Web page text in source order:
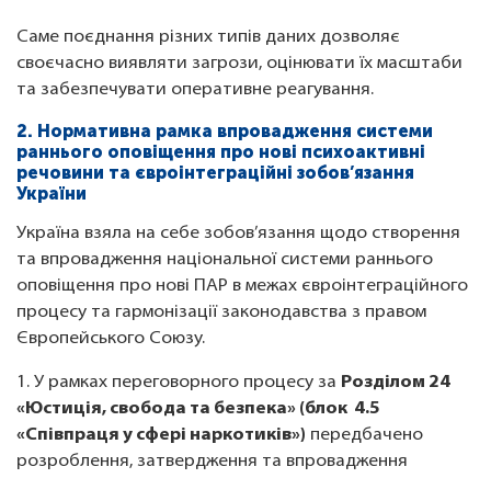
Саме поєднання різних типів даних дозволяє
своєчасно виявляти загрози, оцінювати їх масштаби
та забезпечувати оперативне реагування.
2. Нормативна рамка впровадження системи
раннього оповіщення про нові психоактивні
речовини та євроінтеграційні зобов’язання
України
Україна взяла на себе зобов’язання щодо створення
та впровадження національної системи раннього
оповіщення про нові ПАР в межах євроінтеграційного
процесу та гармонізації законодавства з правом
Європейського Союзу.
1. У рамках переговорного процесу за Розділом 24
«Юстиція, свобода та безпека» (блок 4.5
«Співпраця у сфері наркотиків») передбачено
розроблення, затвердження та впровадження